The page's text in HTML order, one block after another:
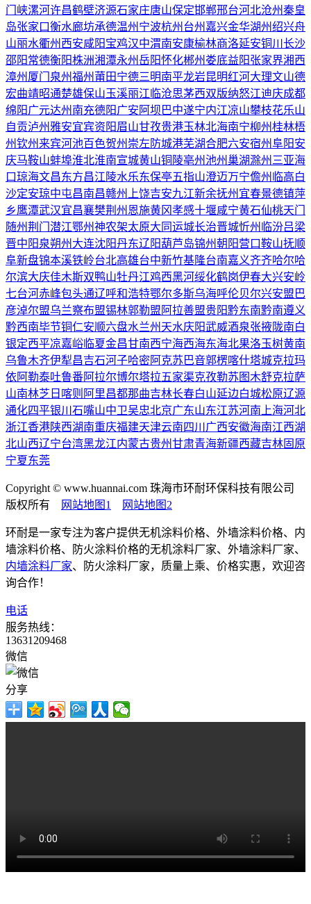
门峡漯河许昌鹤壁济源石家庄唐山保定邯郸邢台河北沧州秦皇
岛张家口衡水廊坊承德温州 宁波杭州 台州 嘉兴金华湖州绍兴舟
山丽水衢州 西安咸阳宝鸡汉中渭南安康榆林商洛延安铜川 长沙
邵阳常德衡阳株洲湘潭永州岳阳怀化郴州娄底益阳张家界湘西
漳州 厦门 泉州福州 莆田宁德三明南平龙岩昆明红河大理文山德
宏曲靖昭通楚雄保山玉溪丽江 临沧思茅西双版纳怒江迪庆成都
绵阳广元达州 南充德阳广安 阿坝 巴中遂宁内江凉山攀枝花乐山
自贡泸州 雅安宜宾资阳眉山甘孜贵港玉林北海南宁柳州桂林梧
州钦州 来宾河池百色贺州 崇左 防城港芜湖合肥六安宿州阜阳安
庆马鞍山蚌埠淮北淮南宣城黄山铜陵亳州池州 巢湖滁州 三亚海
口琼海文昌东方昌江陵水乐东保亭五指山澄迈万宁儋州 临高白
沙定安琼中屯昌南昌赣州 上饶吉安九江新余抚州 宜春景德镇萍
乡鹰潭武汉宜昌襄樊荆州 恩施黄冈孝感十堰咸宁黄石仙桃天门
随州荆门 潜江鄂州神农架太原大同运城长治晋城忻州 临汾吕梁
晋中 阳泉朔州 大连沈阳丹东辽阳葫芦岛锦州朝阳营口鞍山抚顺
阜新盘锦本溪铁岭台北高雄台中新竹基隆台南嘉义齐齐哈尔哈
尔滨大庆佳木斯双鸭山牡丹江鸡西黑河绥化鹤岗伊春大兴安岭
七台河赤峰包头通辽呼和浩特鄂尔多斯乌海呼伦贝尔兴安盟 巴
彦淖尔盟乌兰察布盟锡林郭勒盟 阿拉善盟贵阳黔东南黔南遵义
黔西南毕节铜仁安顺六盘水兰州 天水庆阳武威酒泉张掖陇南白
银定西平凉嘉峪 临夏金昌甘南西宁海西海东海北果洛玉树黄南
乌鲁木齐伊犁昌吉石河子哈密 阿克苏 巴音郭楞喀什塔城克拉玛
依阿勒泰吐鲁番阿拉尔博尔塔拉五家渠克孜勒苏 图木舒克拉萨
山南林芝 日喀则 阿里昌都那曲吉林长春白山延边白城松原辽源
通化四平银川 石嘴山中卫吴忠北京广东山东江苏河南 上海河北
浙江香港陕西湖南重庆福建天津云南四川 广西安徽海南江西湖
北山西辽宁台湾黑龙江内蒙古贵州甘肃青海新疆西藏吉林固原
宁夏东莞
Copyright © www.huannai.com 珠海市环耐环保科技有限公司
版权所有
网站地图1 网站地图2
环耐是一家专注为客户提供无机涂料价格、外墙涂料价格、内
墙涂料价格、防火涂料价格的无机涂料厂家、外墙涂料厂家、
内墙涂料厂家、防火涂料厂家，质量上乘、价格实惠，欢迎咨
询合作！
电话
服务热线：
13631209468
微信
分享